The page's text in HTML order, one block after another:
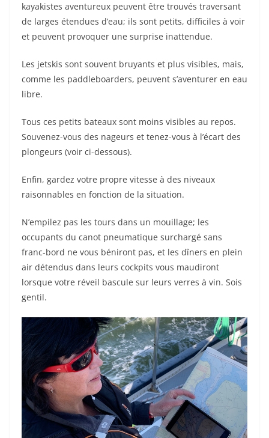
kayakistes aventureux peuvent être trouvés traversant
de larges étendues d’eau; ils sont petits, difficiles à voir
et peuvent provoquer une surprise inattendue.
Les jetskis sont souvent bruyants et plus visibles, mais,
comme les paddleboarders, peuvent s’aventurer en eau
libre.
Tous ces petits bateaux sont moins visibles au repos.
Souvenez-vous des nageurs et tenez-vous à l’écart des
plongeurs (voir ci-dessous).
Enfin, gardez votre propre vitesse à des niveaux
raisonnables en fonction de la situation.
N’empilez pas les tours dans un mouillage; les
occupants du canot pneumatique surchargé sans
franc-bord ne vous béniront pas, et les dîners en plein
air détendus dans leurs cockpits vous maudiront
lorsque votre réveil bascule sur leurs verres à vin. Sois
gentil.